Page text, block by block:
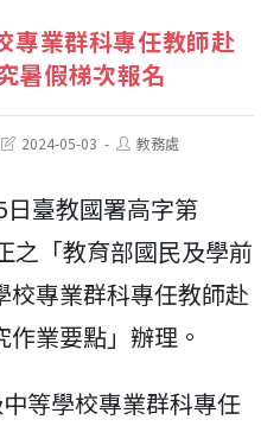
專業群科專任教師赴
暑假梯次報名
Post2024-05-03
Post教務處
臺教國署高字第
之「教育部國民及學前
專業群科專任教師赴
業要點」辦理。
等學校專業群科專任